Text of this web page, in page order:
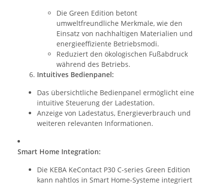
Die Green Edition betont
umweltfreundliche Merkmale, wie den
Einsatz von nachhaltigen Materialien und
energieeffiziente Betriebsmodi.
Reduziert den ökologischen Fußabdruck
während des Betriebs.
Intuitives Bedienpanel:
Das übersichtliche Bedienpanel ermöglicht eine
intuitive Steuerung der Ladestation.
Anzeige von Ladestatus, Energieverbrauch und
weiteren relevanten Informationen.
Smart Home Integration:
Die KEBA KeContact P30 C-series Green Edition
kann nahtlos in Smart Home-Systeme integriert